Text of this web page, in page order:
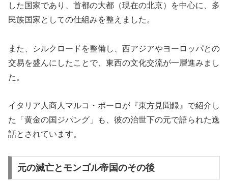
した国家であり、首都の大都（現在の北京）を中心に、多
民族国家としての仕組みを整えました。
また、シルクロードを整備し、西アジアやヨーロッパとの
交易を盛んにしたことで、東西の文化交流が一層進みまし
た。
イタリア人商人マルコ・ポーロが『東方見聞録』で紹介し
た「黄金の国ジパング」も、彼の治世下の元で語られた逸
話とされています。
元の滅亡とモンゴル帝国のその後